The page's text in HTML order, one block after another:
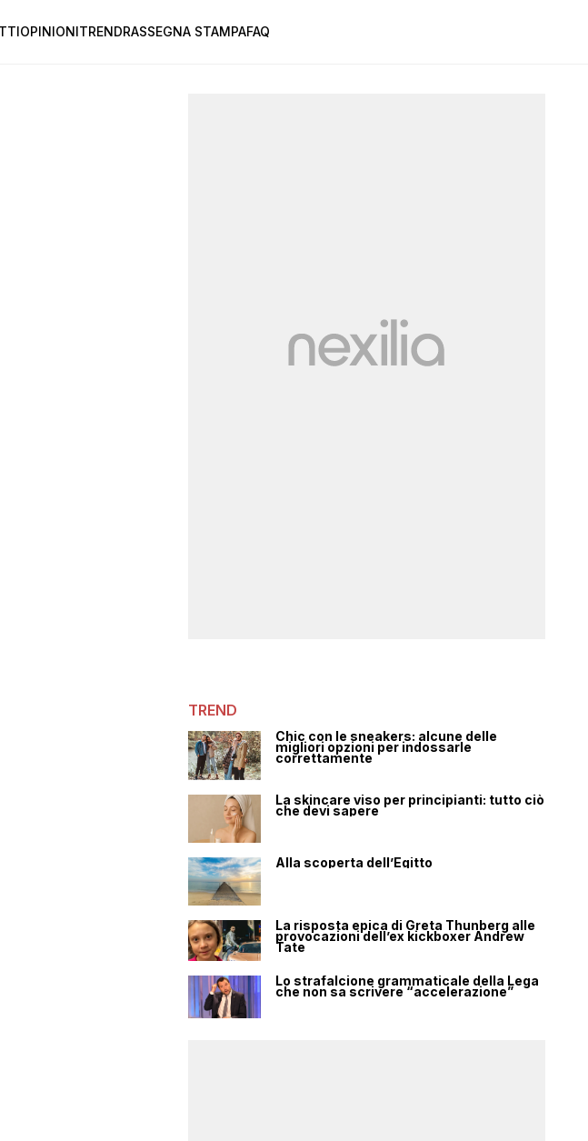
OPINIONITRENDRASSEGNA STAMPAFAQ
TREND
Chic con le sneakers: alcune delle
migliori opzioni per indossarle
correttamente
La skincare viso per principianti: tutto ciò
che devi sapere
Alla scoperta dell’Egitto
La risposta epica di Greta Thunberg alle
provocazioni dell’ex kickboxer Andrew
Tate
Lo strafalcione grammaticale della Lega
che non sa scrivere “accelerazione”